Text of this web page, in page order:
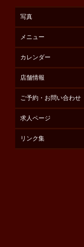
写真
メニュー
カレンダー
店舗情報
ご予約・お問い合わせ
求人ページ
リンク集